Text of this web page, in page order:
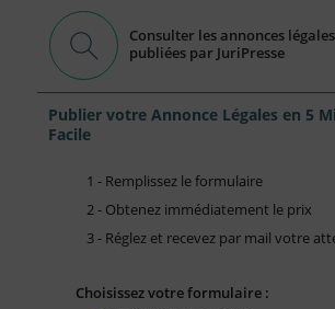
Consulter les annonces
publiées par JuriPresse
Publier votre Annonce Légales en 5
Facile
1 - Remplissez le formulaire
2 - Obtenez immédiatement le prix
3 - Réglez et recevez par mail votre
Choisissez votre formulaire :